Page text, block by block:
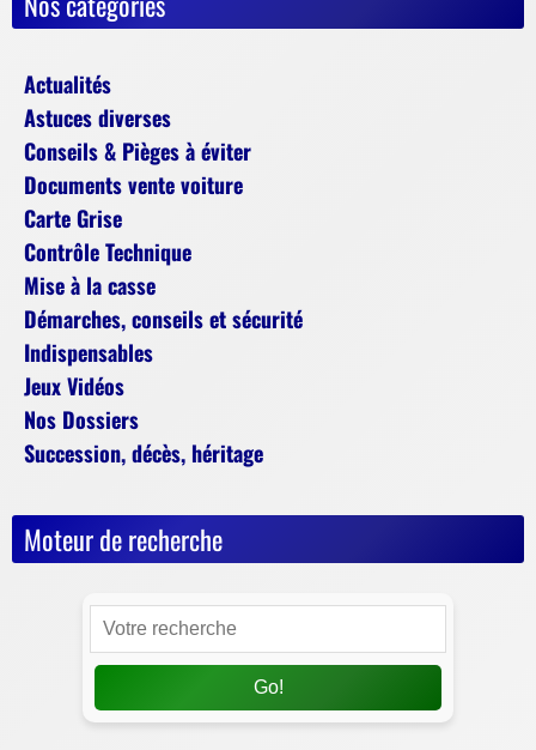
Actualités
Astuces diverses
Conseils & Pièges à éviter
Documents vente voiture
Carte Grise
Contrôle Technique
Mise à la casse
Démarches, conseils et sécurité
Indispensables
Jeux Vidéos
Nos Dossiers
Succession, décès, héritage
Moteur de recherche
Go!